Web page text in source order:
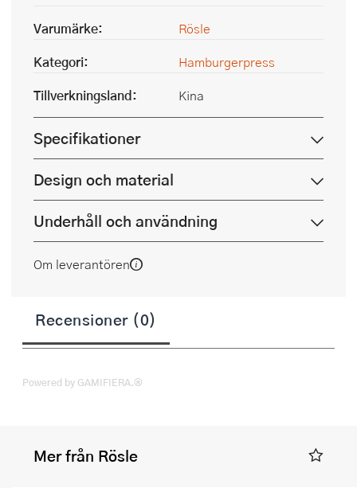
Varumärke:
Rösle
Kategori:
Hamburgerpress
Tillverkningsland:
Kina
Specifikationer
Design och material
Underhåll och användning
Om leverantören
Recensioner (0)
Powered by GAMIFIERA.®
Mer från Rösle